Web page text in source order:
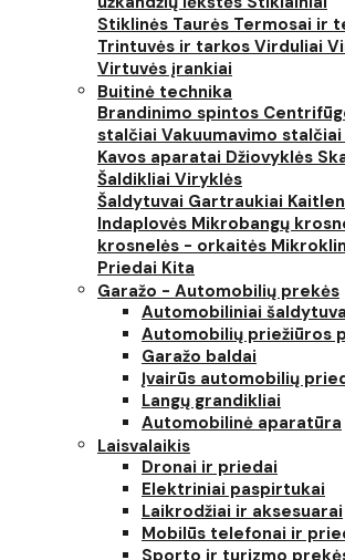
Stiklinės Taurės Termosai ir
Trintuvės ir tarkos Virduliai
Virtuvės įrankiai
Buitinė technika
Brandinimo spintos
stalčiai Vakuumavimo stalčiai
Kavos aparatai Džiovyklės
Šaldikliai Viryklės
Šaldytuvai Gartraukiai
Indaplovės Mikrobangų
krosnelės - orkaitės
Priedai Kita
Garažo - Automobilių prekės
Automobiliniai
Automobilių priežiūros
Garažo baldai
Įvairūs automobilių
Langų grandikliai
Automobilinė aparatūra
Laisvalaikis
Dronai ir priedai
Elektriniai paspirtukai
Laikrodžiai ir aksesuarai
Mobilūs telefonai ir
Sporto ir turizmo